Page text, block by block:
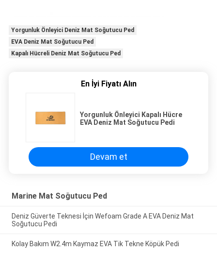
Yorgunluk Önleyici Deniz Mat Soğutucu Ped
EVA Deniz Mat Soğutucu Ped
Kapalı Hücreli Deniz Mat Soğutucu Ped
En İyi Fiyatı Alın
Yorgunluk Önleyici Kapalı Hücre
EVA Deniz Mat Soğutucu Pedi
Devam et
Marine Mat Soğutucu Ped
Deniz Güverte Teknesi İçin Wefoam Grade A EVA Deniz Mat
Soğutucu Pedi
Kolay Bakım W2.4m Kaymaz EVA Tik Tekne Köpük Pedi